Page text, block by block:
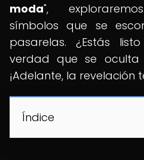
moda",
símbolos que se
pasarelas. ¿Estás
verdad que se
¡Adelante, la revelación
Índice